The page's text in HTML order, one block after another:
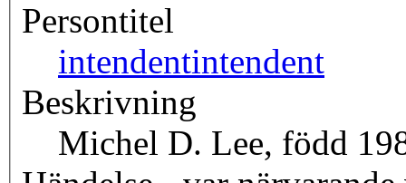
Persontitel
intendentintendent
Beskrivning
Michel D. Lee, född